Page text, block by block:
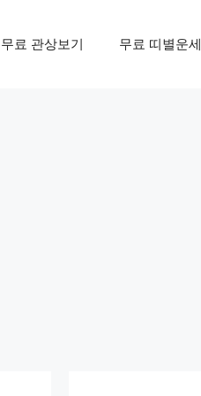
무료 관상보기 무료 띠별운세